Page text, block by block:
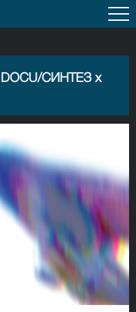
DOCU/СИНТЕЗ х